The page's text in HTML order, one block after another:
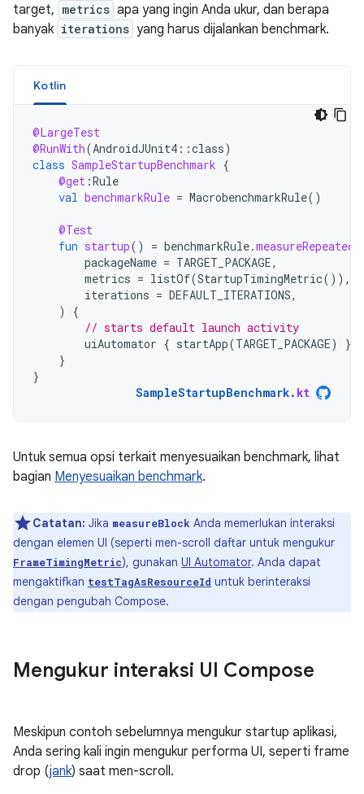
target, metrics apa yang ingin Anda ukur, dan berapa
banyak iterations yang harus dijalankan benchmark.
Kotlin
@LargeTest
@RunWith(AndroidJUnit4 ::class)
class SampleStartupBenchmark {
@get :Rule
val benchmarkRule = MacrobenchmarkRule()
@Test
fun startup() = benchmarkRule.measureRepeated
packageName = TARGET_PACKAGE,
metrics = listOf(StartupTimingMetric()),
iterations = DEFAULT_ITERATIONS,
)
{
// starts default launch activity
uiAutomator { startApp(TARGET_PACKAGE)
}
}
}
SampleStartupBenchmark. kt
Untuk semua opsi terkait menyesuaikan benchmark, lihat
bagian Menyesuaikan benchmark.
Catatan: Jika measureBlock Anda memerlukan interaksi
dengan elemen UI (seperti men-scroll daftar untuk mengukur
FrameTimingMetric), gunakan UI Automator. Anda dapat
mengaktifkan testTagAsResourceId untuk berinteraksi
dengan pengubah Compose.
Mengukur interaksi UI Compose
Meskipun contoh sebelumnya mengukur startup aplikasi,
Anda sering kali ingin mengukur performa UI, seperti frame
drop (jank) saat men-scroll.